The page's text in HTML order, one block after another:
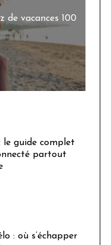
de vacances 100
le guide complet
partout
: où s’échapper